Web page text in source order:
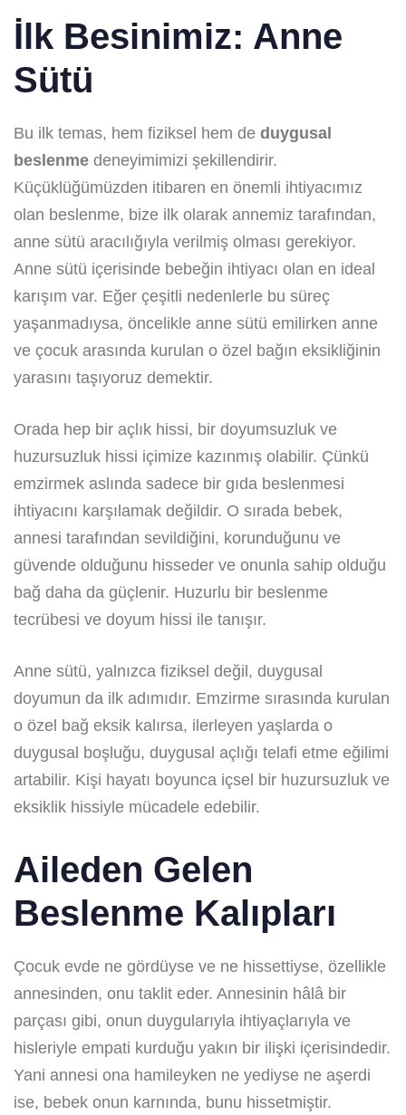
İlk Besinimiz: Anne
Sütü
Bu ilk temas, hem fiziksel hem de duygusal
beslenme deneyimimizi şekillendirir.
Küçüklüğümüzden itibaren en önemli ihtiyacımız
olan beslenme, bize ilk olarak annemiz tarafından,
anne sütü aracılığıyla verilmiş olması gerekiyor.
Anne sütü içerisinde bebeğin ihtiyacı olan en ideal
karışım var. Eğer çeşitli nedenlerle bu süreç
yaşanmadıysa, öncelikle anne sütü emilirken anne
ve çocuk arasında kurulan o özel bağın eksikliğinin
yarasını taşıyoruz demektir.
Orada hep bir açlık hissi, bir doyumsuzluk ve
huzursuzluk hissi içimize kazınmış olabilir. Çünkü
emzirmek aslında sadece bir gıda beslenmesi
ihtiyacını karşılamak değildir. O sırada bebek,
annesi tarafından sevildiğini, korunduğunu ve
güvende olduğunu hisseder ve onunla sahip olduğu
bağ daha da güçlenir. Huzurlu bir beslenme
tecrübesi ve doyum hissi ile tanışır.
Anne sütü, yalnızca fiziksel değil, duygusal
doyumun da ilk adımıdır. Emzirme sırasında kurulan
o özel bağ eksik kalırsa, ilerleyen yaşlarda o
duygusal boşluğu, duygusal açlığı telafi etme eğilimi
artabilir. Kişi hayatı boyunca içsel bir huzursuzluk ve
eksiklik hissiyle mücadele edebilir.
Aileden Gelen
Beslenme Kalıpları
Çocuk evde ne gördüyse ve ne hissettiyse, özellikle
annesinden, onu taklit eder. Annesinin hâlâ bir
parçası gibi, onun duygularıyla ihtiyaçlarıyla ve
hisleriyle empati kurduğu yakın bir ilişki içerisindedir.
Yani annesi ona hamileyken ne yediyse ne aşerdi
ise, bebek onun karnında, bunu hissetmiştir.